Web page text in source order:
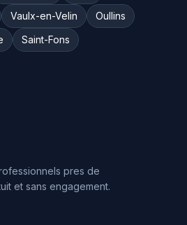
Vaulx-en-Velin
Oullins
Saint-Fons
pres de
et sans engagement.